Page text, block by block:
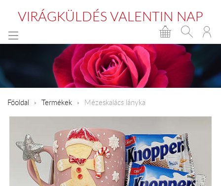
VIRÁGKÜLDÉS VALENTIN NAP
Főoldal Termékek Mézeskalács lányka